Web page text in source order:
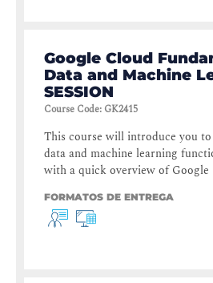
Google Cloud
Data and Machine
SESSION
Course Code: GK2415
This course will introduce you
data and machine learning
with a quick overview of Google
FORMATOS DE ENTREGA